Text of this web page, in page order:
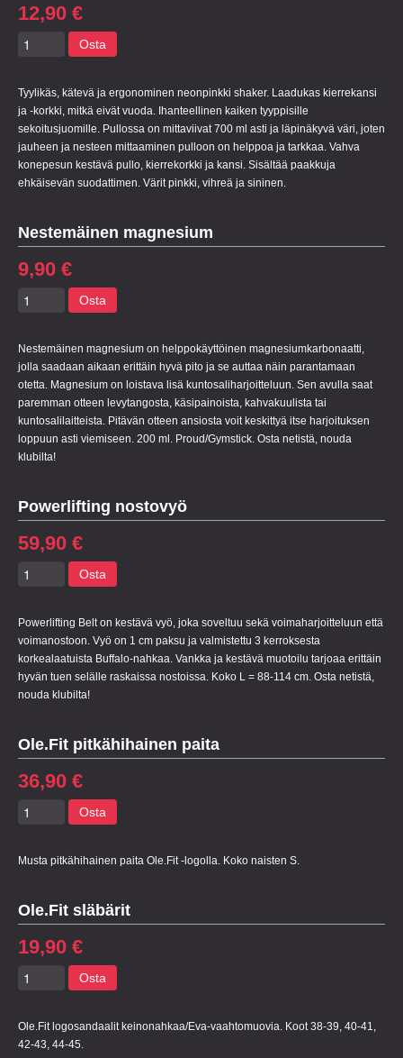
Tyylikäs, kätevä ja ergonominen neonpinkki shaker. Laadukas kierrekansi
ja -korkki, mitkä eivät vuoda. Ihanteellinen kaiken tyyppisille
sekoitusjuomille. Pullossa on mittaviivat 700 ml asti ja läpinäkyvä väri, joten
jauheen ja nesteen mittaaminen pulloon on helppoa ja tarkkaa. Vahva
konepesun kestävä pullo, kierrekorkki ja kansi. Sisältää paakkuja
ehkäisevän suodattimen. Värit pinkki, vihreä ja sininen.
12,90 €
Osta
Nestemäinen magnesium
Nestemäinen magnesium on helppokäyttöinen magnesiumkarbonaatti,
jolla saadaan aikaan erittäin hyvä pito ja se auttaa näin parantamaan
otetta. Magnesium on loistava lisä kuntosaliharjoitteluun. Sen avulla saat
paremman otteen levytangosta, käsipainoista, kahvakuulista tai
kuntosalilaitteista. Pitävän otteen ansiosta voit keskittyä itse harjoituksen
loppuun asti viemiseen. 200 ml. Proud/Gymstick. Osta netistä, nouda
klubilta!
9,90 €
Osta
Powerlifting nostovyö
Powerlifting Belt on kestävä vyö, joka soveltuu sekä voimaharjoitteluun että
voimanostoon. Vyö on 1 cm paksu ja valmistettu 3 kerroksesta
korkealaatuista Buffalo-nahkaa. Vankka ja kestävä muotoilu tarjoaa erittäin
hyvän tuen selälle raskaissa nostoissa. Koko L = 88-114 cm. Osta netistä,
nouda klubilta!
59,90 €
Osta
Ole.Fit pitkähihainen paita
Musta pitkähihainen paita Ole.Fit -logolla. Koko naisten S.
36,90 €
Osta
Ole.Fit släbärit
Ole.Fit logosandaalit keinonahkaa/Eva-vaahtomuovia. Koot 38-39, 40-41,
42-43, 44-45.
19,90 €
Osta